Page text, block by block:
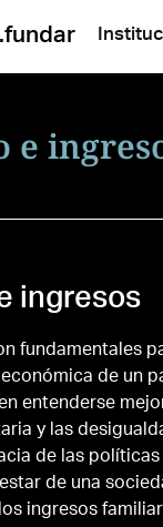
e
ingresos
fundamentales
de un
entenderse
y las
de las
de una
ingresos